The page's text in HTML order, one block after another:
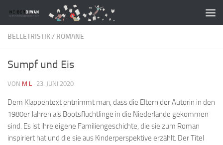
Zum Inhalt springen
BELLETRISTIK/ ROMANE
Sumpf und Eis
VON M L · 23. JUNI 2020
Dem Klappentext entnimmt man, dass die Eltern der Autorin in den
1980er Jahren als Bootsflüchtlinge in die Niederlande gekommen
sind. Es ist ihre eigene Familiengeschichte, die sie zum Roman
inspiriert hat und die sie aus Kinderperspektive erzählt. Der Titel